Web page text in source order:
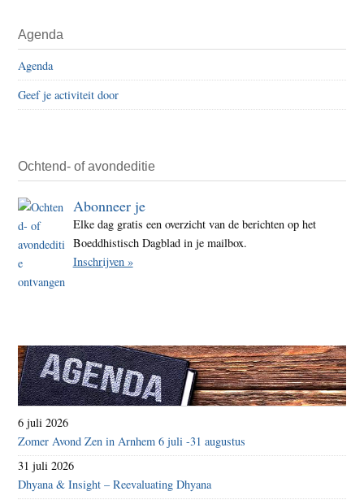
Agenda
Agenda
Geef je activiteit door
Ochtend- of avondeditie
Abonneer je
Elke dag gratis een overzicht van de berichten op het
Boeddhistisch Dagblad in je mailbox.
Inschrijven »
6 juli 2026
Zomer Avond Zen in Arnhem 6 juli -31 augustus
31 juli 2026
Dhyana & Insight – Reevaluating Dhyana